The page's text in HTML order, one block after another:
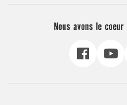
Nous avons le